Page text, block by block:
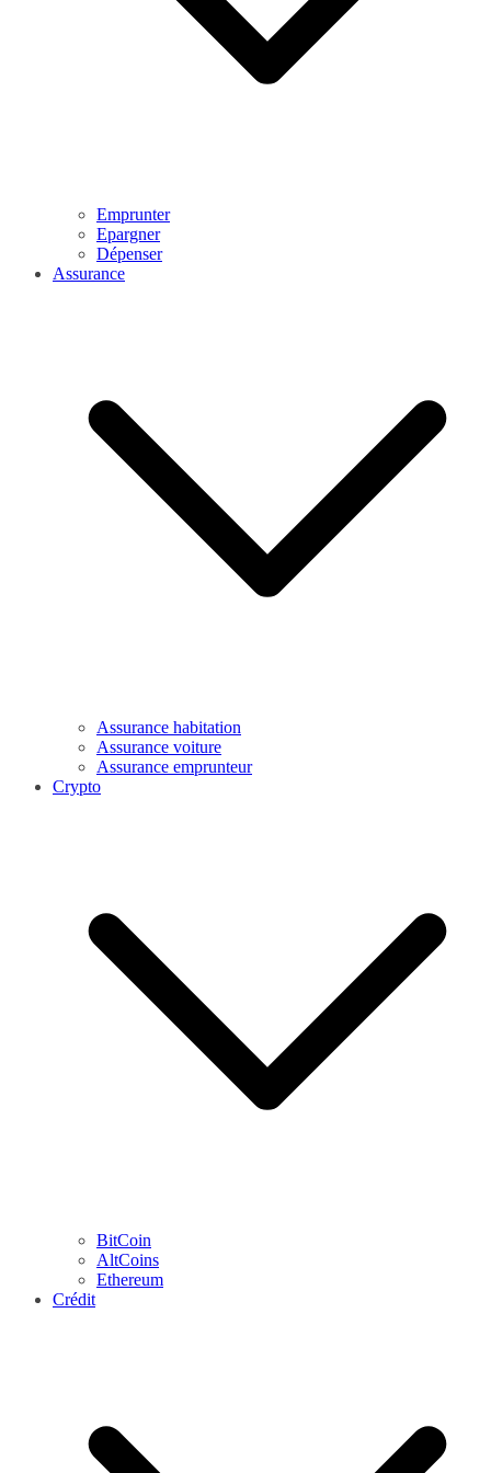
Emprunter
Epargner
Dépenser
Assurance
Assurance habitation
Assurance voiture
Assurance emprunteur
Crypto
BitCoin
AltCoins
Ethereum
Crédit